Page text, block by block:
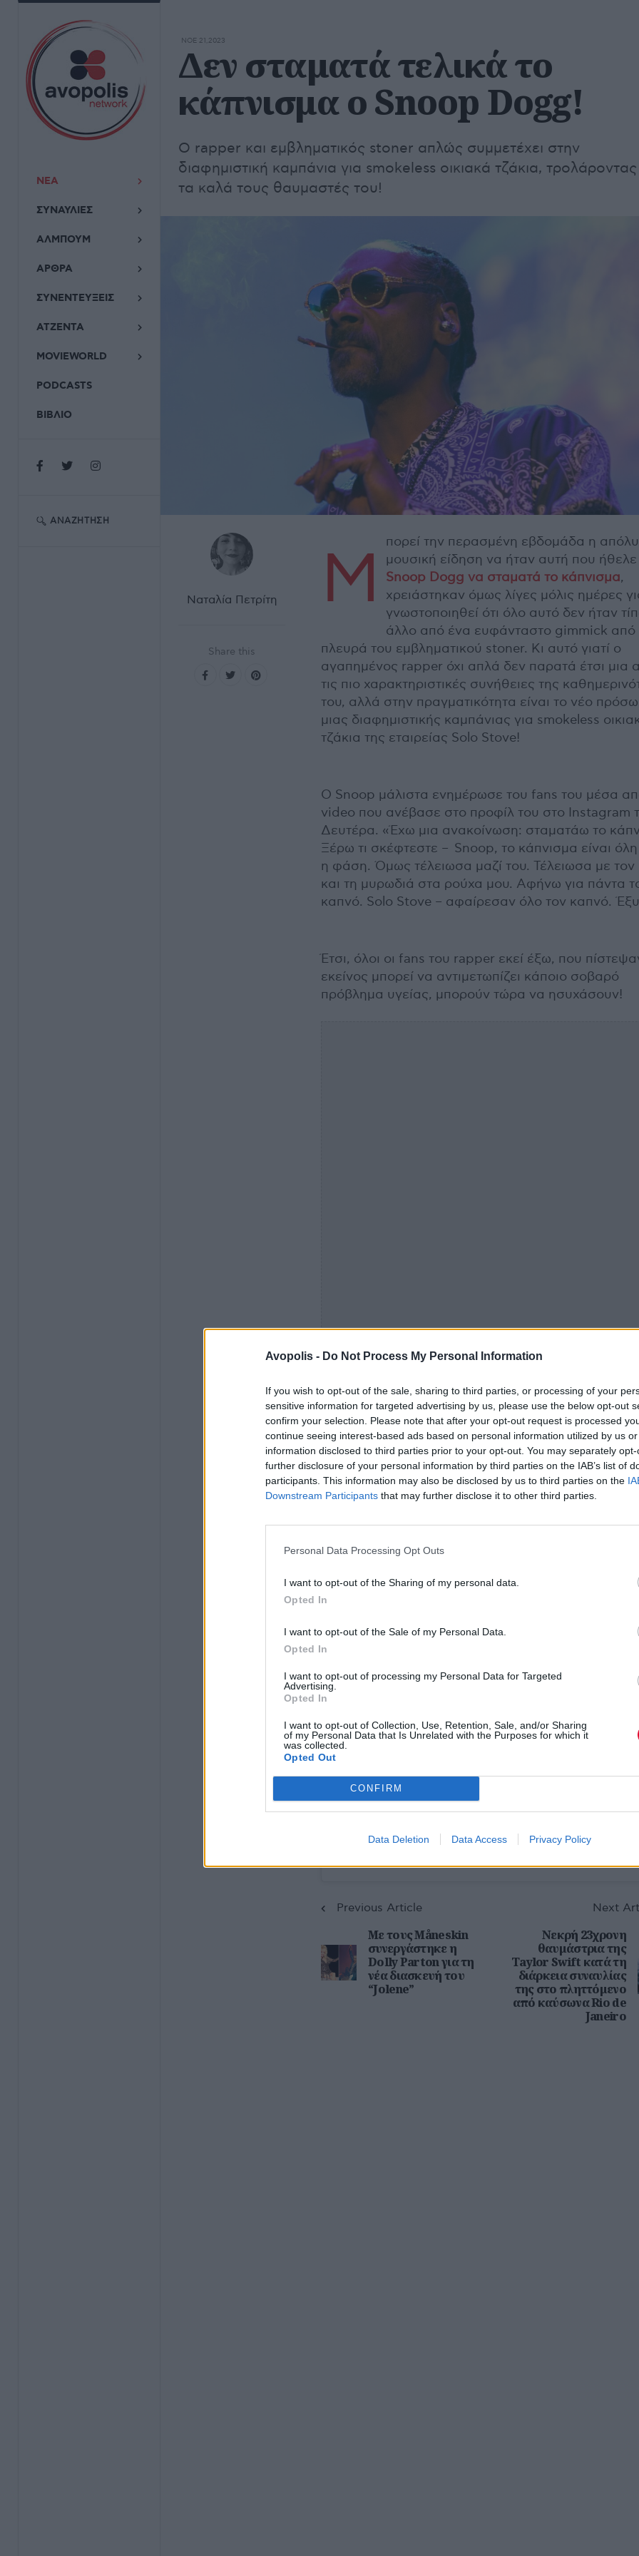
Avopolis - Do Not Process My Personal Information
If you wish to opt-out of the sale, sharing to third parties, or processing of your
sensitive information for targeted advertising by us, please use the below opt-out
confirm your selection. Please note that after your opt-out request is processed
continue seeing interest-based ads based on personal information utilized by us
information disclosed to third parties prior to your opt-out. You may separately
further disclosure of your personal information by third parties on the IAB’s list of
participants. This information may also be disclosed by us to third parties on the
Downstream Participants that may further disclose it to other third parties.
Personal Data Processing Opt Outs
I want to opt-out of the Sharing of my personal data.
Opted In
I want to opt-out of the Sale of my Personal Data.
Opted In
I want to opt-out of processing my Personal Data for Targeted
Advertising.
Opted In
I want to opt-out of Collection, Use, Retention, Sale, and/or Sharing
of my Personal Data that Is Unrelated with the Purposes for which it
was collected.
Opted Out
CONFIRM
Data Deletion Data Access Privacy Policy
ΝΕΑ
ΣΥΝΑΥΛΙΕΣ
ΑΛΜΠΟΥΜ
ΑΡΘΡΑ
ΣΥΝΕΝΤΕΥΞΕΙΣ
ΑΤΖΕΝΤΑ
MOVIEWORLD
PODCASTS
ΒΙΒΛΙΟ
ΑΝΑΖΉΤΗΣΗ
ΝΟΕ 21,2023
Δεν σταματά τελικά το
κάπνισμα ο Snoop Dogg!
Ο rapper και εμβληματικός stoner απλώς συμμετέχει στην
διαφημιστική καμπάνια για smokeless οικιακά τζάκια, τρολάροντας
τα καλά τους θαυμαστές του!
Ναταλία Πετρίτη
Share this
Μ
πορεί την περασμένη εβδομάδα η
μουσική είδηση να ήταν αυτή που ήθελε
Snoop Dogg να σταματά το κάπνισμα,
χρειάστηκαν όμως λίγες μόλις ημέρες
γνωστοποιηθεί ότι όλο αυτό δεν ήταν
άλλο από ένα ευφάνταστο gimmick από
πλευρά του εμβληματικού stoner. Κι αυτό γιατί ο
αγαπημένος rapper όχι απλά δεν παρατά έτσι μια
τις πιο χαρακτηριστικές συνήθειες της
του, αλλά στην πραγματικότητα είναι το νέο
μιας διαφημιστικής καμπάνιας για smokeless
τζάκια της εταιρείας Solo Stove!
Ο Snoop μάλιστα ενημέρωσε του fans του μέσα
video που ανέβασε στο προφίλ του στο Instagram
Δευτέρα. «Έχω μια ανακοίνωση: σταματάω το
Ξέρω τι σκέφτεστε – Snoop, το κάπνισμα είναι
η φάση. Όμως τέλειωσα μαζί του. Τέλειωσα με τον
και τη μυρωδιά στα ρούχα μου. Αφήνω για πάντα
καπνό. Solo Stove – αφαίρεσαν όλο τον καπνό.
Έτσι, όλοι οι fans του rapper εκεί έξω, που
εκείνος μπορεί να αντιμετωπίζει κάποιο σοβαρό
πρόβλημα υγείας, μπορούν τώρα να ησυχάσουν!
Δείτε αυτή τη δημοσίευση στο Instagram.
Previous Article
Με τους Måneskin
συνεργάστηκε η
Dolly Parton για τη
νέα διασκευή του
“Jolene”
Next
Νεκρή 23χρονη
θαυμάστρια της
Taylor Swift κατά τη
διάρκεια συναυλίας
της στο πληττόμενο
από καύσωνα Rio de
Janeiro